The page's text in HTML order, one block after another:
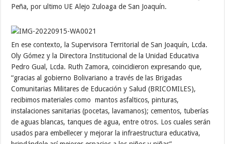
Peña, por ultimo UE Alejo Zuloaga de San Joaquín.
En ese contexto, la Supervisora Territorial de San Joaquín, Lcda.
Oly Gómez y la Directora Institucional de la Unidad Educativa
Pedro Gual, Lcda. Ruth Zamora, coincidieron expresando que,
“gracias al gobierno Bolivariano a través de las Brigadas
Comunitarias Militares de Educación y Salud (BRICOMILES),
recibimos materiales como mantos asfalticos, pinturas,
instalaciones sanitarias (pocetas, lavamanos); cementos, tuberías
de aguas blancas, tanques de agua, entre otros. Los cuales serán
usados para embellecer y mejorar la infraestructura educativa,